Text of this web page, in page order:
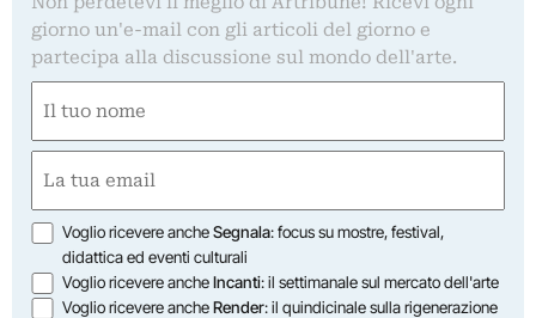
giorno un'e-mail con gli articoli del giorno e
partecipa alla discussione sul mondo dell'arte.
(Required)
First
(Required)
Opzioni
Voglio ricevere ancheSegnala: focus su mostre, festival,
didattica ed eventi culturali
Voglio ricevere ancheIncanti: il settimanale sul mercato dell'arte
Voglio ricevere ancheRender: il quindicinale sulla rigenerazione